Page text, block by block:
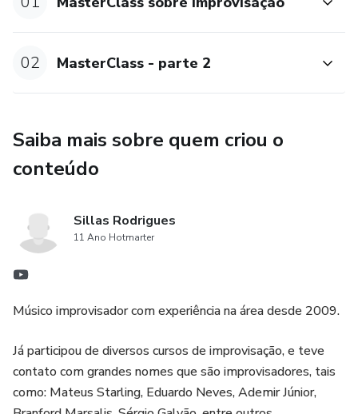
02 MasterClass - parte 2
Saiba mais sobre quem criou o
conteúdo
Sillas Rodrigues
11 Ano Hotmarter
Músico improvisador com experiência na área desde 2009.
Já participou de diversos cursos de improvisação, e teve
contato com grandes nomes que são improvisadores, tais
como: Mateus Starling, Eduardo Neves, Ademir Júnior,